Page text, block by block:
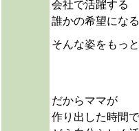
会社で活躍する
誰かの希望になる
そんな姿をもっ
だからママが
作り出した時間